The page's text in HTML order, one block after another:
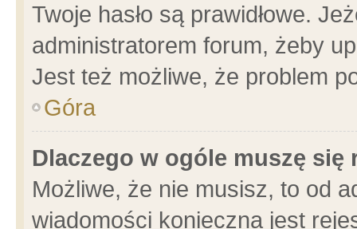
Twoje hasło są prawidłowe.
administratorem forum, żeby
Jest też możliwe, że problem
Góra
Dlaczego w ogóle muszę się
Możliwe, że nie musisz, to od
wiadomości konieczna jest